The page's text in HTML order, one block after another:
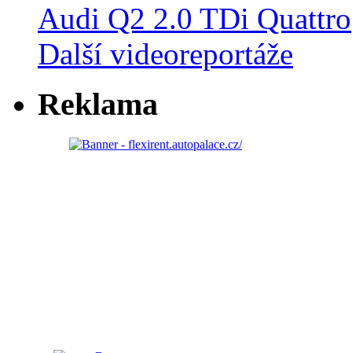
Audi Q2 2.0 TDi Quattro
Další videoreportáže
Reklama